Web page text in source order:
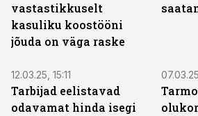
vastastikkuselt
kasuliku koostööni
jõuda on väga raske
12.03.25, 15:11
Tarbijad eelistavad
odavamat hinda isegi